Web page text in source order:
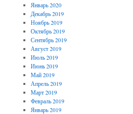
Январь 2020
Декабрь 2019
Ноябрь 2019
Октябрь 2019
Сентябрь 2019
Август 2019
Июль 2019
Июнь 2019
Май 2019
Апрель 2019
Март 2019
Февраль 2019
Январь 2019